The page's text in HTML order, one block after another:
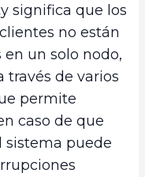
significa que los
no están
un solo nodo,
través de varios
permite
caso de que
sistema puede